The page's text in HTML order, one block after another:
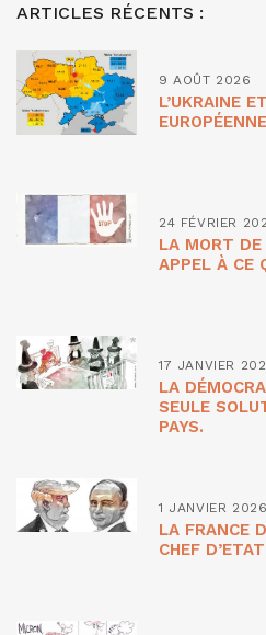
ARTICLES RÉCENTS :
9 AOÛT 2026
L’UKRAINE
24 FÉVRIER
LA MORT
APPEL À CE
17 JANVIER
LA
SEULE
PAYS.
1 JANVIER 2026
LA FRANCE
CHEF